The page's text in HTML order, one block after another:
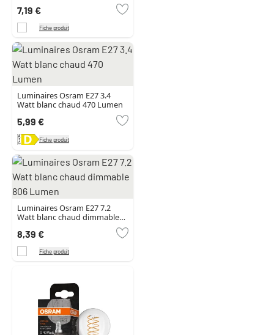
7,19 €
Fiche produit
Luminaires Osram E27 3.4
Watt blanc chaud 470 Lumen
5,99 €
Fiche produit
Luminaires Osram E27 7.2
Watt blanc chaud dimmable
8,39 €
Fiche produit